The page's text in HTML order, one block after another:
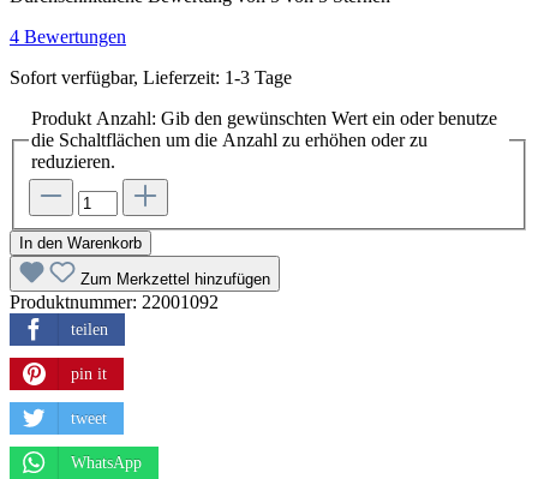
4 Bewertungen
Sofort verfügbar, Lieferzeit: 1-3 Tage
Produkt Anzahl: Gib den gewünschten Wert ein oder benutze
die Schaltflächen um die Anzahl zu erhöhen oder zu
reduzieren.
In den Warenkorb
Zum Merkzettel hinzufügen
Produktnummer: 22001092
teilen
pin it
tweet
WhatsApp